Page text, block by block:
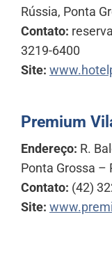
Rússia, Ponta
Contato:
3219-6400
Site:
Premium
Endereço: R.
Ponta Grossa –
Contato: (42)
Site: